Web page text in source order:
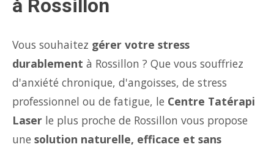
à Rossillon
Vous souhaitez gérer votre stress
durablement à Rossillon ? Que vous souffriez
d'anxiété chronique, d'angoisses, de stress
professionnel ou de fatigue, le Centre Tatérapi
Laser le plus proche de Rossillon vous propose
une solution naturelle, efficace et sans